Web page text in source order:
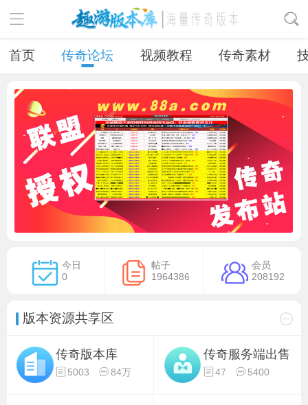
首页 传奇论坛 视频教程 传奇素材
今日
0
帖子
1964386
会员
208192
版本资源共享区
传奇版本库
5003 84万
传奇服务端出售
47 5400